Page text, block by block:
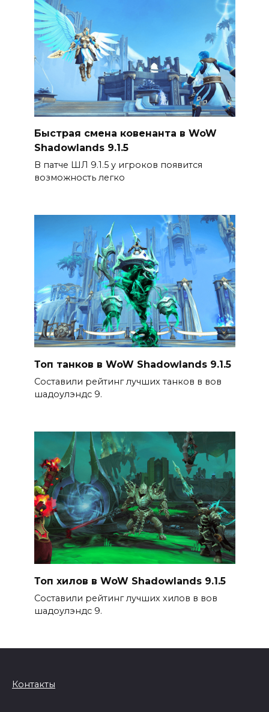
Быстрая смена ковенанта в WoW
Shadowlands 9.1.5
В патче ШЛ 9.1.5 у игроков появится
возможность легко
Топ танков в WoW Shadowlands 9.1.5
Составили рейтинг лучших танков в вов
шадоулэндс 9.
Топ хилов в WoW Shadowlands 9.1.5
Составили рейтинг лучших хилов в вов
шадоулэндс 9.
Контакты